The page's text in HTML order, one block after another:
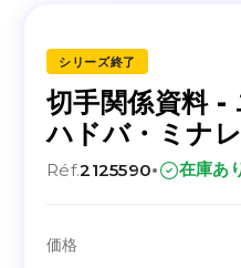
シリーズ終了
切手関係資料 -
ハドバ・ミナ
Réf.2125590· 在庫あ
価格